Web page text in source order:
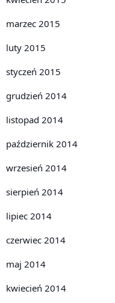
marzec 2015
luty 2015
styczeń 2015
grudzień 2014
listopad 2014
październik 2014
wrzesień 2014
sierpień 2014
lipiec 2014
czerwiec 2014
maj 2014
kwiecień 2014